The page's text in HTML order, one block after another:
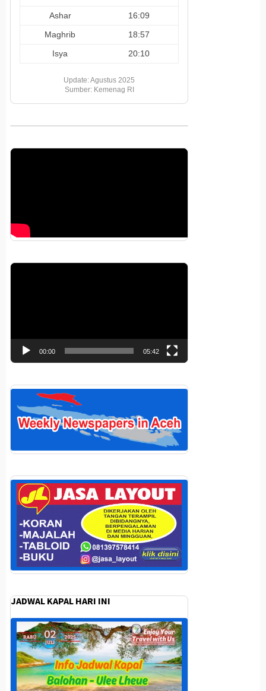
Ashar
16:09
Maghrib
18:57
Isya
20:10
Update: Agustus 2025
Sumber: Kemenag RI
Pemutar
00:00 05:42
JADWAL KAPAL HARI INI